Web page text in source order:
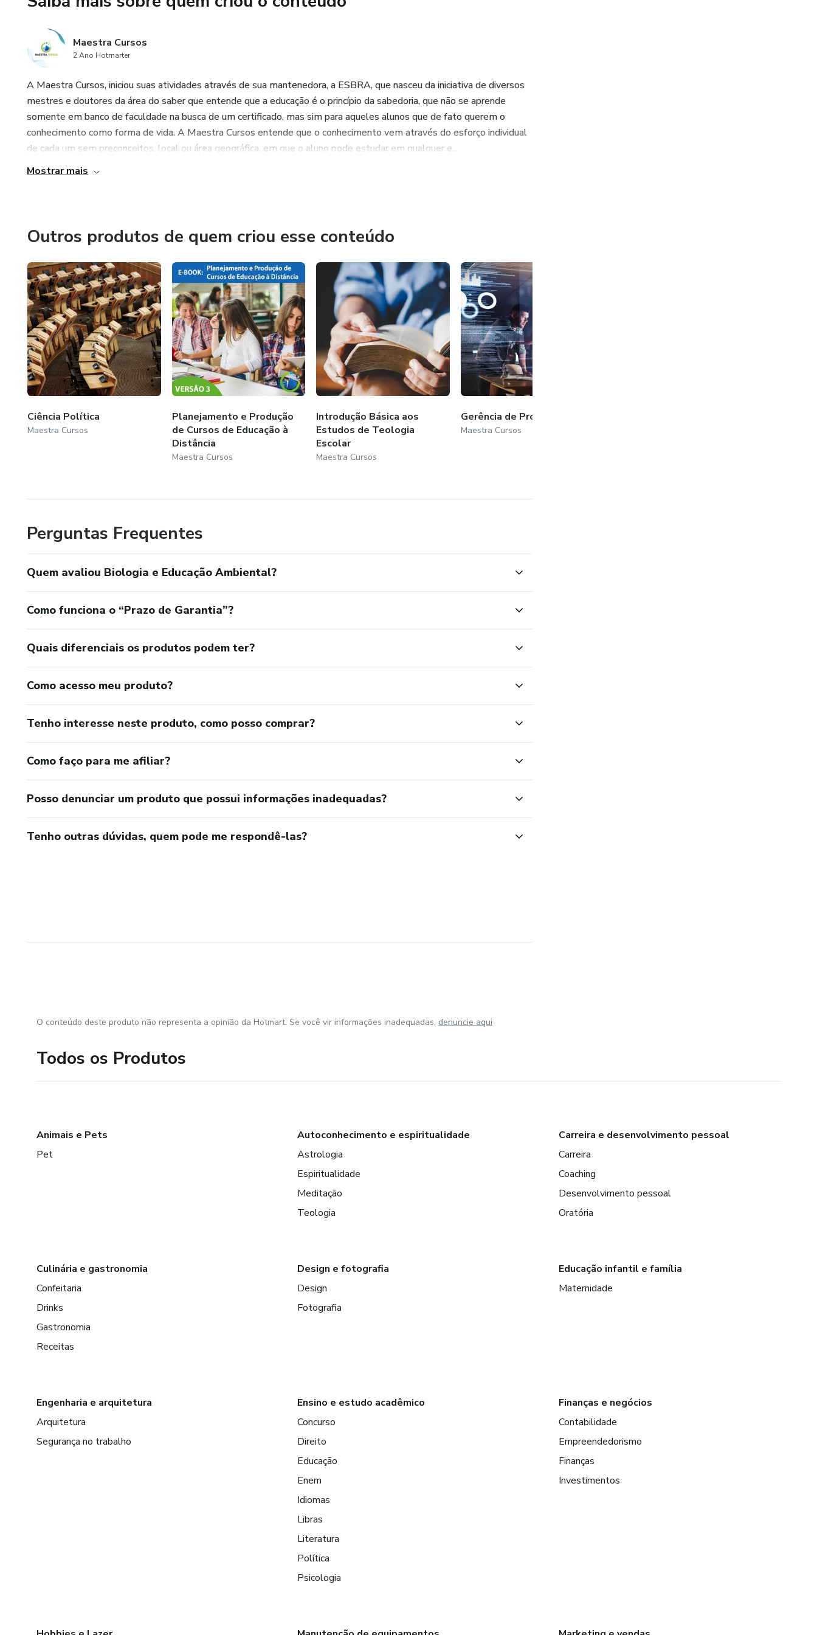
pedagógicos que incentivam a participação ativa dos alunos e o desenvolvimento de uma
ferramenta valiosa para promover a educação ambiental e formar indivíduos
Maestra Cursos
2 Ano Hotmarter
A Maestra Cursos, iniciou suas atividades através de sua mantenedora, a ESBRA, que nasceu da iniciativa de diversos
mestres e doutores da área do saber que entende que a educação é o princípio da sabedoria, que não se aprende
somente em banco de faculdade na busca de um certificado, mas sim para aqueles alunos que de fato querem o
conhecimento como forma de vida. A Maestra Cursos entende que o conhecimento vem através do esforço individual
de cada um sem preconceitos, local ou área geográfica, em que o aluno pode estudar em qualquer e...
Mostrar mais
Outros produtos de quem criou esse conteúdo
Ciência Política
Maestra Cursos
Planejamento e Produção
de Cursos de Educação à
Distância
Maestra Cursos
Introdução Básica aos
Estudos de Teologia
Escolar
Maestra Cursos
Gerência de Projetos em TI
Maestra Cursos
Perguntas Frequentes
Quem avaliou Biologia e Educação Ambiental?
Como funciona o “Prazo de Garantia”?
Quais diferenciais os produtos podem ter?
Como acesso meu produto?
Tenho interesse neste produto, como posso comprar?
Como faço para me afiliar?
Posso denunciar um produto que possui informações inadequadas?
Tenho outras dúvidas, quem pode me respondê-las?
O conteúdo deste produto não representa a opinião da Hotmart. Se você vir informações inadequadas, denuncie aqui
Todos os Produtos
Animais e Pets
Pet
Autoconhecimento e espiritualidade
Astrologia
Espiritualidade
Meditação
Teologia
Carreira e desenvolvimento pessoal
Carreira
Coaching
Desenvolvimento pessoal
Oratória
Culinária e gastronomia
Confeitaria
Drinks
Gastronomia
Receitas
Design e fotografia
Design
Fotografia
Educação infantil e família
Maternidade
Engenharia e arquitetura
Arquitetura
Segurança no trabalho
Ensino e estudo acadêmico
Concurso
Direito
Educação
Enem
Idiomas
Libras
Literatura
Política
Psicologia
Finanças e negócios
Contabilidade
Empreendedorismo
Finanças
Investimentos